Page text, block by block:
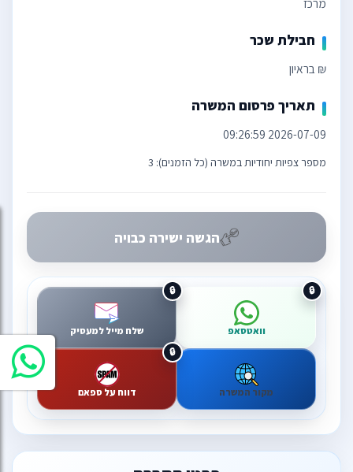
מרכז
חבילת שכר
₪ בראיון
תאריך פרסום המשרה
2026-07-09 09:26:59
מספר צפיות יחודיות במשרה (כל הזמנים): 3
הגשה ישירה כבויה
וואטסאפ שלח מייל למעסיק
מקור המשרה דווח על ספאם